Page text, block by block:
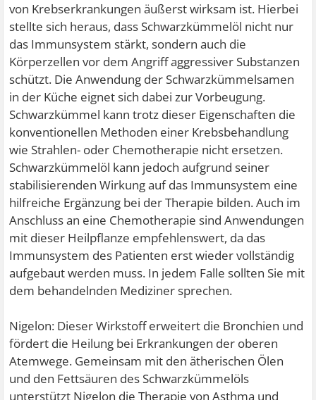
von Krebserkrankungen äußerst wirksam ist. Hierbei
stellte sich heraus, dass Schwarzkümmelöl nicht nur
das Immunsystem stärkt, sondern auch die
Körperzellen vor dem Angriff aggressiver Substanzen
schützt. Die Anwendung der Schwarzkümmelsamen
in der Küche eignet sich dabei zur Vorbeugung.
Schwarzkümmel kann trotz dieser Eigenschaften die
konventionellen Methoden einer Krebsbehandlung
wie Strahlen- oder Chemotherapie nicht ersetzen.
Schwarzkümmelöl kann jedoch aufgrund seiner
stabilisierenden Wirkung auf das Immunsystem eine
hilfreiche Ergänzung bei der Therapie bilden. Auch im
Anschluss an eine Chemotherapie sind Anwendungen
mit dieser Heilpflanze empfehlenswert, da das
Immunsystem des Patienten erst wieder vollständig
aufgebaut werden muss. In jedem Falle sollten Sie mit
dem behandelnden Mediziner sprechen.
Nigelon: Dieser Wirkstoff erweitert die Bronchien und
fördert die Heilung bei Erkrankungen der oberen
Atemwege. Gemeinsam mit den ätherischen Ölen
und den Fettsäuren des Schwarzkümmelöls
unterstützt Nigelon die Therapie von Asthma und